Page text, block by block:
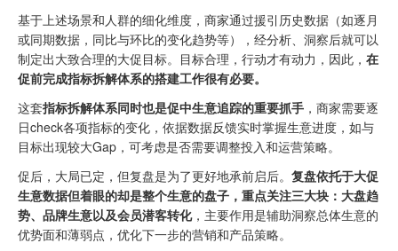
基于上述场景和人群的细化维度，商家通过援引历史数据（如逐月
或同期数据，同比与环比的变化趋势等），经分析、洞察后就可以
制定出大致合理的大促目标。目标合理，行动才有动力，因此， 在
促前完成指标拆解体系的搭建工作很有必要。
这套指标拆解体系同时也是促中生意追踪的重要抓手 ，商家需要逐
日check各项指标的变化，依据数据反馈实时掌握生意进度，如与
目标出现较大Gap，可考虑是否需要调整投入和运营策略。
促后，大局已定，但复盘是为了更好地承前启后。 复盘依托于大促
生意数据但着眼的却是整个生意的盘子，重点关注三大块：大盘趋
势、品牌生意以及会员潜客转化，主要作用是辅助洞察总体生意的
优势面和薄弱点，优化下一步的营销和产品策略。